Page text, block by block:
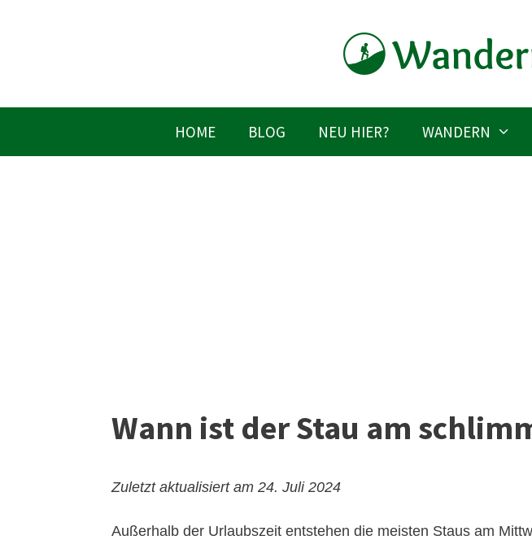
HOME BLOG NEU HIER? WANDERN
Wann ist der Stau am
Zuletzt aktualisiert am 24. Juli 2024
Außerhalb der Urlaubszeit entstehen die meisten Staus am